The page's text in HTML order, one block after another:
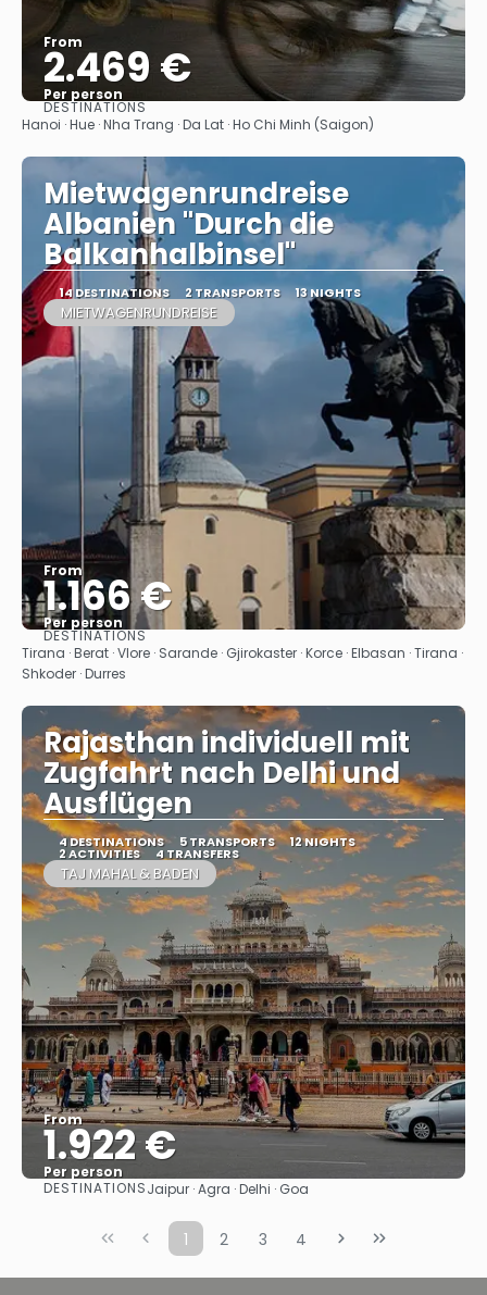
From
2.469 €
Per person
See
DESTINATIONS
Hanoi · Hue · Nha Trang · Da Lat · Ho Chi Minh (Saigon)
Mietwagenrundreise
Albanien "Durch die
Balkanhalbinsel"
14 DESTINATIONS 2 TRANSPORTS 13 NIGHTS
MIETWAGENRUNDREISE
From
1.166 €
Per person
See
DESTINATIONS
Tirana · Berat · Vlore · Sarande · Gjirokaster · Korce · Elbasan · Tirana ·
Shkoder · Durres
Rajasthan individuell mit
Zugfahrt nach Delhi und
Ausflügen
4 DESTINATIONS 5 TRANSPORTS 12 NIGHTS
2 ACTIVITIES 4 TRANSFERS
TAJ MAHAL & BADEN
From
1.922 €
Per person
See
DESTINATIONSJaipur · Agra · Delhi · Goa
1 2 3 4